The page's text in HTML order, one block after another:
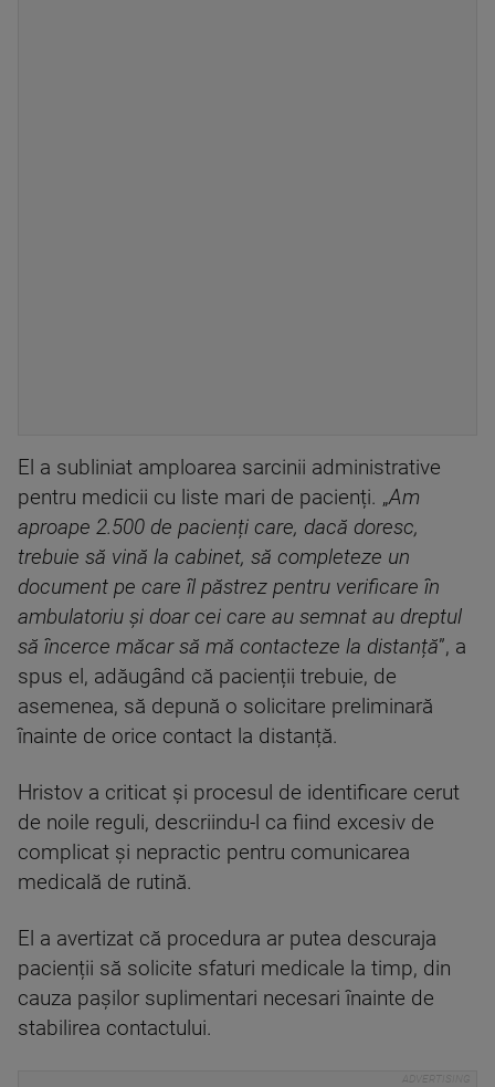
El a subliniat amploarea sarcinii administrative
pentru medicii cu liste mari de pacienți. „Am
aproape 2.500 de pacienți care, dacă doresc,
trebuie să vină la cabinet, să completeze un
document pe care îl păstrez pentru verificare în
ambulatoriu și doar cei care au semnat au dreptul
să încerce măcar să mă contacteze la distanță”, a
spus el, adăugând că pacienții trebuie, de
asemenea, să depună o solicitare preliminară
înainte de orice contact la distanță.
Hristov a criticat și procesul de identificare cerut
de noile reguli, descriindu-l ca fiind excesiv de
complicat și nepractic pentru comunicarea
medicală de rutină.
El a avertizat că procedura ar putea descuraja
pacienții să solicite sfaturi medicale la timp, din
cauza pașilor suplimentari necesari înainte de
stabilirea contactului.